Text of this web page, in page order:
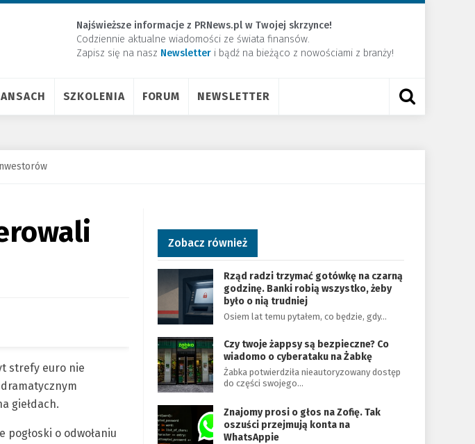
Najświeższe informacje z PRNews.pl w Twojej skrzynce!
Codziennie aktualne wiadomości ze świata finansów.
Zapisz się na nasz Newsletter ​i bądź na bieżąco z nowościami z branży!
SZKOLENIA FORUM NEWSLETTER
strefy euro nie
giełdach.
pogłoski o odwołaniu
Zobacz również
Rząd radzi trzymać gotówkę na czarną
godzinę. Banki robią wszystko, żeby
było o nią trudniej
Osiem lat temu pytałem, co będzie, gdy…
Czy twoje żappsy są bezpieczne? Co
wiadomo o cyberataku na Żabkę
Żabka potwierdziła nieautoryzowany dostęp
do części swojego…
Znajomy prosi o głos na Zofię. Tak
oszuści przejmują konta na
WhatsAppie